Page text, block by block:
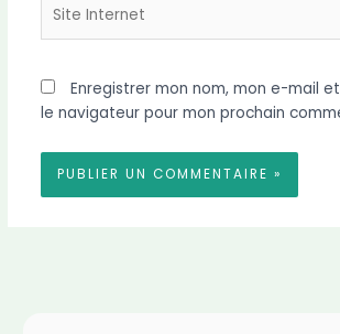
Internet
Enregistrer mon nom, mon e-mail
le navigateur pour mon prochain